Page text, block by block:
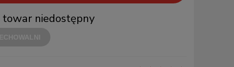
towar niedostępny